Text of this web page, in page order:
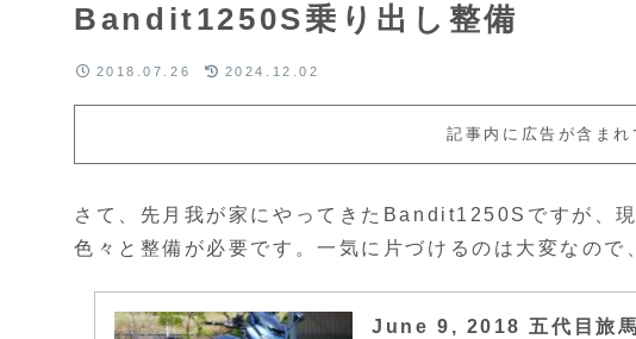
Bandit1250S乗り出し整備
2018.07.26 2024.12.02
記事内に広告が含まれ
さて、先月我が家にやってきたBandit1250Sですが、
色々と整備が必要です。一気に片づけるのは大変なので
June 9, 2018 五代目旅